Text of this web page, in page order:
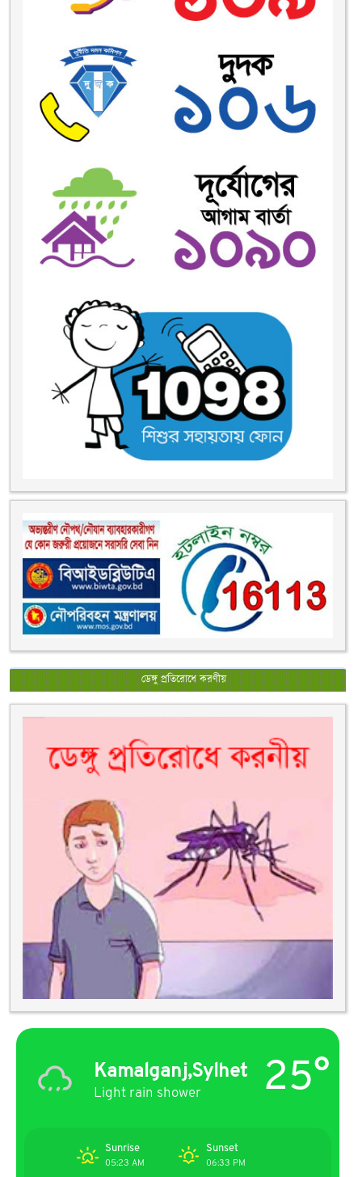
ডেঙ্গু প্রতিরোধে করণীয়
Kamalganj,Sylhet
Light rain shower 25°
Sunrise
05:23 AM
Sunset
06:33 PM